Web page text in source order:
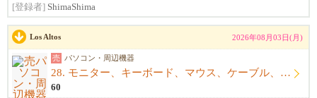
[登録者] ShimaShima
Los Altos 2026年08月03日(月)
売 パソコン・周辺機器
28. モニター、キーボード、マウス、ケーブル、アームレスト一式
60